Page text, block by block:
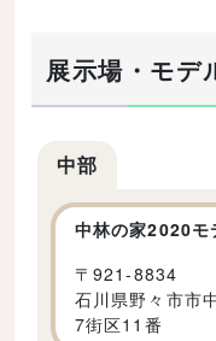
展示場・モデ
中部
中林の家2020モ
〒921-8834
石川県野々市市
7街区11番